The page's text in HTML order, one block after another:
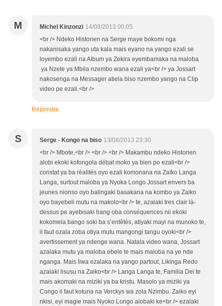
M Michel Kinzonzi 14/08/2013 00:05
<br /> Ndeko Historien na Serge maye bokomi nga
nakanisaka yango uta kala mais eyano na yango ezali se
loyembo ezali na Album ya Zekira eyembamaka na maloba
ya Nzete ya Mbila nzembo wana ezali ya<br /> ya Jossart
nakosenga na Messager atiela biso nzembo yango na Clip
video pe ezali.<br />
Répondre
S Serge - Kongo na biso 13/08/2013 23:30
<br /> Mbote,<br /> <br /> <br /> Makambu ndeko Historien
alobi ekoki kofongola débat moko ya bien po ezali<br />
constat ya ba réalités oyo ezali komonana na Zaïko Langa
Langa, surtout maloba ya Nyoka Longo Jossart envers ba
jeunes nionso oyo balingaki basakana na kombo ya Zaiko
oyo bayebeli mutu na makolo<br /> te, azalaki tres clair là-
dessus pe ayebisaki bang oba conséquences nii ekoki
kokomela bango soki ba s’entêtés, atiyaki mayi na munoko te,
il faut ozala zoba otiya mutu mangongi tangu oyoki<br />
avertissement ya ndenge wana. Natala video wana, Jossart
azalaka mutu ya maloba ebele te mais maloba na ye nde
nganga. Mais liwa ezalaka na yango partout, Likinga Redo
azalaki lisusu na Zaiko<br /> Langa Langa te, Familia Dei te
mais akomaki na miziki ya ba kristu. Masolo ya miziki ya
Congo il faut kotuna na Verckys wa zola Nzimbu. Zaiko eyi
nkisi, eyi magie mais Nyoko Longo alobaki ke<br /> ezalaki